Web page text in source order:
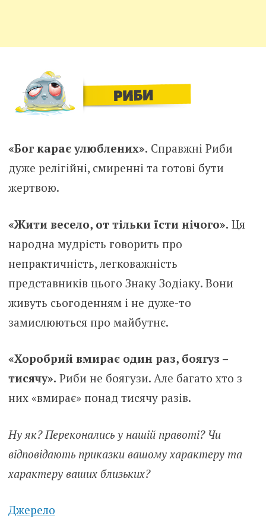
«Бог карає улюблених». Справжні Риби
дуже релігійні, смиренні та готові бути
жертвою.
«Жити весело, от тільки їсти нічого». Ця
народна мудрість говорить про
непрактичність, легковажність
представників цього Знаку Зодіаку. Вони
живуть сьогоденням і не дуже-то
замислюються про майбутнє.
«Хоробрий вмирає один раз, боягуз –
тисячу». Риби не боягузи. Але багато хто з
них «вмирає» понад тисячу разів.
Ну як? Переконались у нашій правоті? Чи
відповідають приказки вашому характеру та
характеру ваших близьких?
Джерело